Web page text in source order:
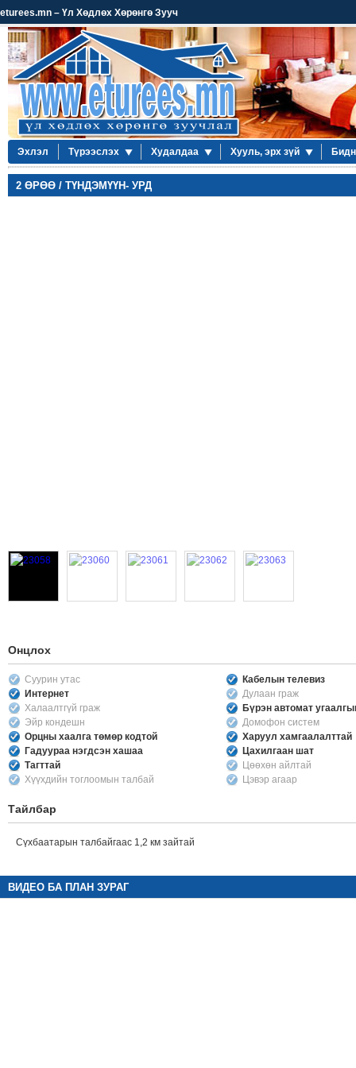
eturees.mn – Үл Хөдлөх Хөрөнгө Зууч
Эхлэл Түрээслэх Худалдаа Хууль, эрх зүй
2 ӨРӨӨ / ТҮНДЭМҮҮН- УРД
Онцлох
Суурин утас
Кабелын телевиз
Интернет
Дулаан граж
Халаалтгүй граж
Бүрэн автомат
Эйр кондешн
Домофон систем
Орцны хаалга төмөр кодтой
Харуул хамгаалалттай
Гадуураа нэгдсэн хашаа
Цахилгаан шат
Тагттай
Цөөхөн айлтай
Хүүхдийн тоглоомын талбай
Цэвэр агаар
Тайлбар
Сүхбаатарын талбайгаас 1,2 км зайтай
ВИДЕО БА ПЛАН ЗУРАГ